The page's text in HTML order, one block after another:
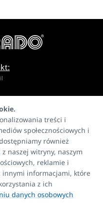
treści i
społecznościowych i
również
naszej witryny, naszym
reklamie i
innymi informacjami, które
z ich
danych osobowych